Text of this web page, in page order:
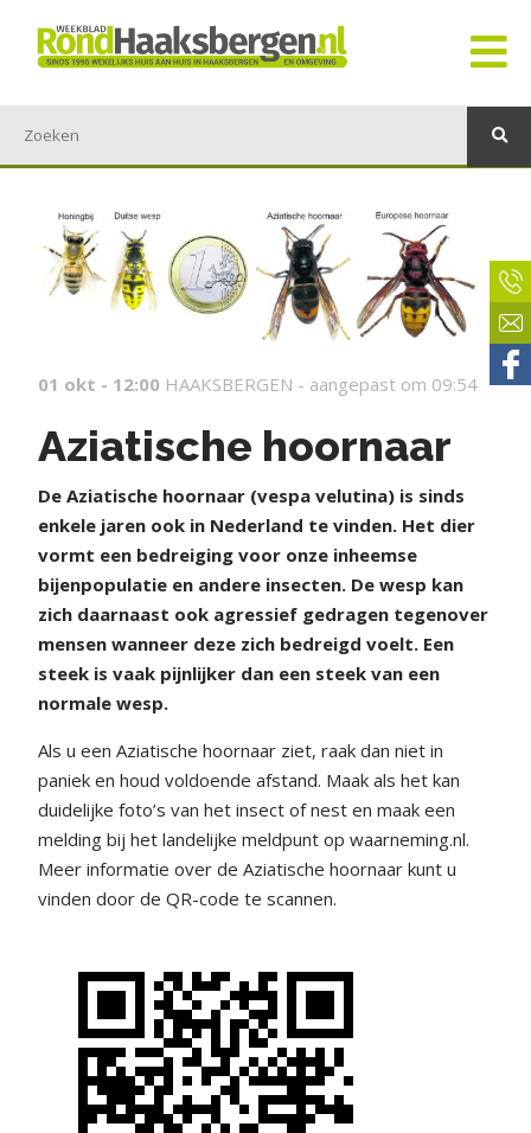
01 okt - 12:00 HAAKSBERGEN - aangepast om 09:54
Aziatische hoornaar
De Aziatische hoornaar (vespa velutina) is sinds
enkele jaren ook in Nederland te vinden. Het dier
vormt een bedreiging voor onze inheemse
bijenpopulatie en andere insecten. De wesp kan
zich daarnaast ook agressief gedragen tegenover
mensen wanneer deze zich bedreigd voelt. Een
steek is vaak pijnlijker dan een steek van een
normale wesp.
Als u een Aziatische hoornaar ziet, raak dan niet in
paniek en houd voldoende afstand. Maak als het kan
duidelijke foto’s van het insect of nest en maak een
melding bij het landelijke meldpunt op waarneming.nl.
Meer informatie over de Aziatische hoornaar kunt u
vinden door de QR-code te scannen.